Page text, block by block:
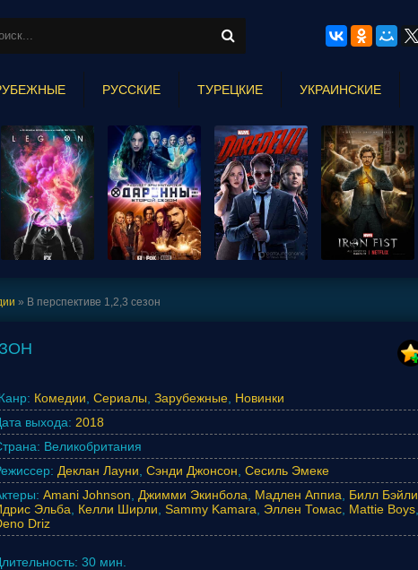
» В перспективе 1,2,3 сезон
Комедии Сериалы Зарубежные Новинки
выхода: 2018
Великобритания
Деклан Лауни Сэнди Джонсон Сесиль Эмеке
Amani Johnson Джимми Экинбола Мадлен Аппиа Билл Бэйли
Эльба
Келли Ширли Sammy Kamara Эллен Томас Mattie Boys
Driz
30 мин.
РУССКИЕ ТУРЕЦКИЕ УКРАИНСКИЕ